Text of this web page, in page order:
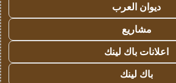
ديوان العرب
مشاريع
اعلانات باك لينك
باك لينك